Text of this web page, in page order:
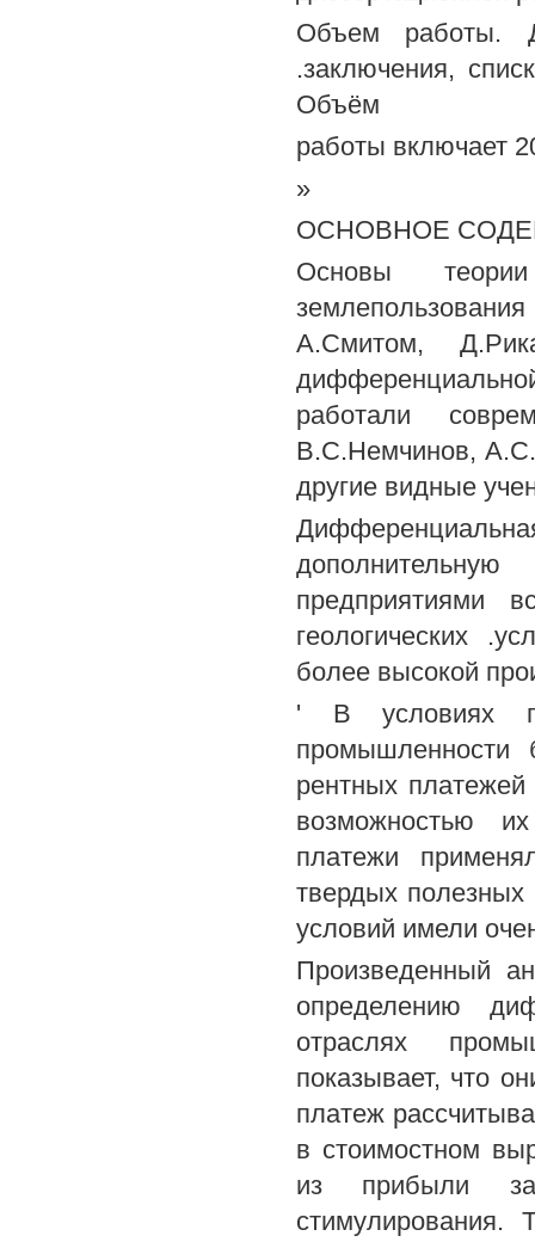
Объем работы.
.заключения,
Объём
работы включает
»
ОСНОВНОЕ
Основы
А.Смитом,
работали
В.С.Немчинов,
другие видные
предприятиями
геологических
более высокой
' В условиях
промышленности
рентных
возможностью
платежи
твердых полезных
условий имели
Произведенный
определению
отраслях
показывает, что
платеж
в стоимостном
из прибыли за